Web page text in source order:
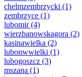
chelmzembrzycki (1)
zembrzyce (1)
lubomir(4)
wierzbanowskagora (2)
kasinawielka (2)
lubonwwielki (1)
lubogoszcz (3)
mszana (1)